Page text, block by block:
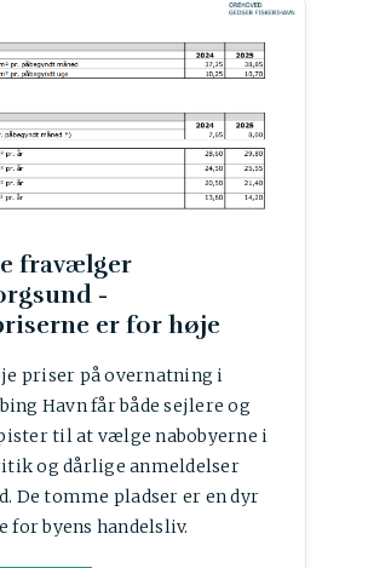
fravælger
-
er for høje
priser på overnatning i
Havn får både sejlere og
til at vælge nabobyerne i
og dårlige anmeldelser
De tomme pladser er en dyr
for byens handelsliv.